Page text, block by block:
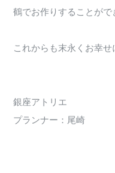
鶴でお作りすることがで
これからも末永くお幸せ
銀座アトリエ
プランナー：尾崎